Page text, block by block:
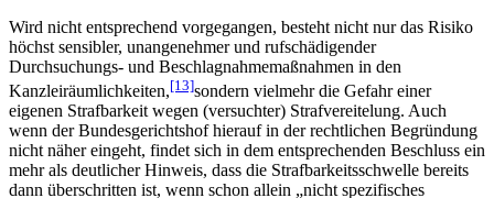
Wird nicht entsprechend vorgegangen, besteht nicht nur das Risiko
höchst sensibler, unangenehmer und rufschädigender
Durchsuchungs- und Beschlagnahmemaßnahmen in den
Kanzleiräumlichkeiten,[13]sondern vielmehr die Gefahr einer
eigenen Strafbarkeit wegen (versuchter) Strafvereitelung. Auch
wenn der Bundesgerichtshof hierauf in der rechtlichen Begründung
nicht näher eingeht, findet sich in dem entsprechenden Beschluss ein
mehr als deutlicher Hinweis, dass die Strafbarkeitsschwelle bereits
dann überschritten ist, wenn schon allein „nicht spezifisches